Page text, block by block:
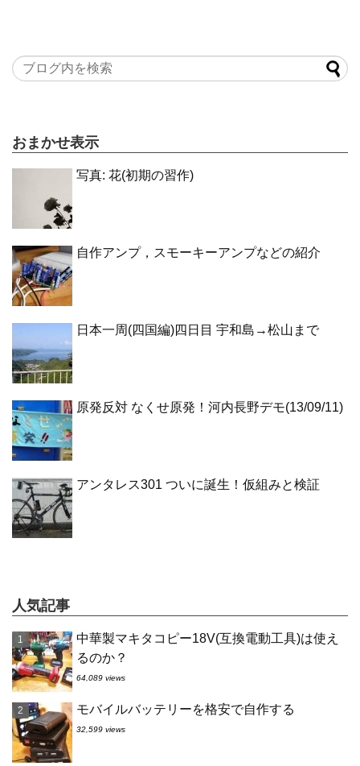
おまかせ表示
写真: 花(初期の習作)
自作アンプ，スモーキーアンプなどの紹介
日本一周(四国編)四日目 宇和島→松山まで
原発反対 なくせ原発！河内長野デモ(13/09/11)
アンタレス301 ついに誕生！仮組みと検証
人気記事
中華製マキタコピー18V(互換電動工具)は使え
るのか？
64,089 views
モバイルバッテリーを格安で自作する
32,599 views